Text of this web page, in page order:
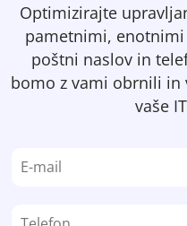
Optimizirajte
pametnimi,
poštni naslov in
bomo z vami obrnili in
vaše